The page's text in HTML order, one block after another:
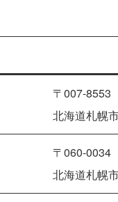
〒007-8553
北海道札幌
〒060-0034
北海道札幌